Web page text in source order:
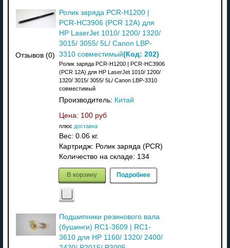
Отзывов (0)
Ролик заряда PCR-H1200 |
PCR-HC3906 (PCR 12A) для
HP LaserJet 1010/ 1200/ 1320/
3015/ 3055/ 5L/ Canon LBP-
3310 совместимый(Код: 202)
Ролик заряда PCR-H1200 | PCR-HC3906
(PCR 12A) для HP LaserJet 1010/ 1200/
1320/ 3015/ 3055/ 5L/ Canon LBP-3310
совместимый
Производитель: Китай
Цена: 100 руб
плюс доставка
Вес: 0.06 кг.
Картридж: Ролик заряда (PCR)
Количество на складе: 134
В корзину Подробнее
Подшипники резинового вала
(бушинги) RC1-3609 | RC1-
3610 для HP 1160/ 1320/ 2400/